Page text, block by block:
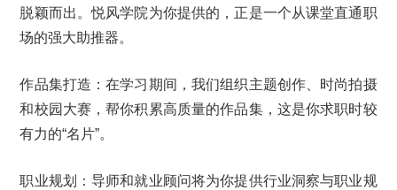
脱颖而出。悦风学院为你提供的，正是一个从课堂直通职
场的强大助推器。
作品集打造：在学习期间，我们组织主题创作、时尚拍摄
和校园大赛，帮你积累高质量的作品集，这是你求职时较
有力的“名片”。
职业规划：导师和就业顾问将为你提供行业洞察与职业规